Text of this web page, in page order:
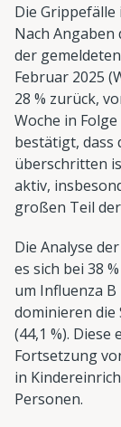
Die
Nach
der
Februar 2025
28 % zurück,
Woche in
bestätigt, dass
überschritten
aktiv,
großen Teil
Die Analyse
es sich bei 38
um Influenza
dominieren die
(44,1 %).
Fortsetzung
in
Personen.